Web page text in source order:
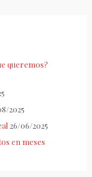
queremos?
2025
26/06/2025
en meses